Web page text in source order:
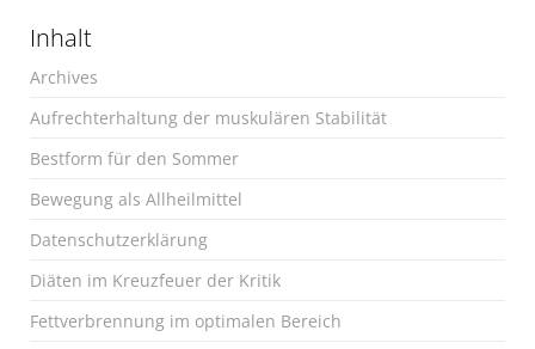
Inhalt
Archives
Aufrechterhaltung der muskulären Stabilität
Bestform für den Sommer
Bewegung als Allheilmittel
Datenschutzerklärung
Diäten im Kreuzfeuer der Kritik
Fettverbrennung im optimalen Bereich